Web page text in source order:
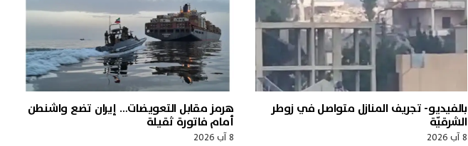
بالفيديو- تجريف المنازل متواصل في زوطر
الشرقيّة
8 آب 2026
هرمز مقابل التعويضات… إيران تضع واشنطن
أمام فاتورة ثقيلة
8 آب 2026